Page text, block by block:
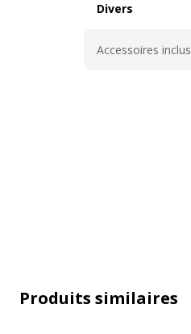
Divers
Accessoires inclus
Produits similaires